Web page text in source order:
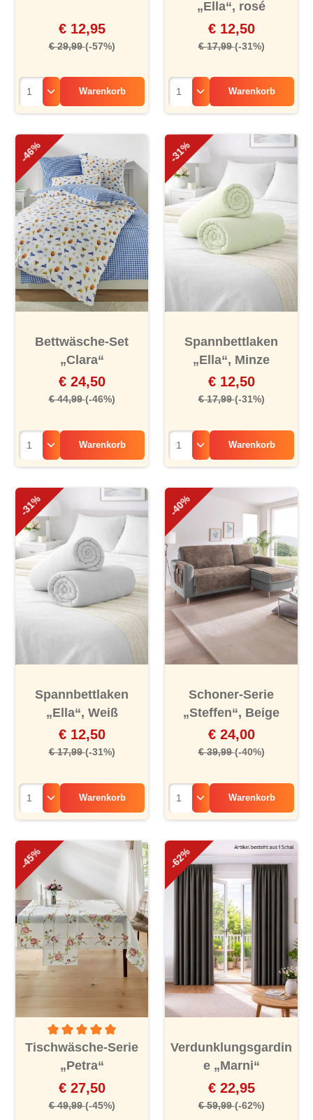
€ 12,95
€ 29,99(-57%)
Warenkorb
„Ella“, rosé
€ 12,50
€ 17,99(-31%)
Warenkorb
-46%
Bettwäsche-Set
„Clara“
€ 24,50
€ 44,99(-46%)
Warenkorb
-31%
Spannbettlaken
„Ella“, Minze
€ 12,50
€ 17,99(-31%)
Warenkorb
-31%
Spannbettlaken
„Ella“, Weiß
€ 12,50
€ 17,99(-31%)
Warenkorb
-40%
Schoner-Serie
„Steffen“, Beige
€ 24,00
€ 39,99(-40%)
Warenkorb
-45%
Durchschnittliche Bewertung von 5 von 5 Sternen
Tischwäsche-Serie
„Petra“
€ 27,50
€ 49,99(-45%)
-62%
Verdunklungsgardin
e „Marni“
€ 22,95
€ 59,99(-62%)